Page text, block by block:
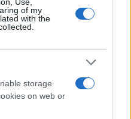
of my
with the
storage
on web or
defiende la
recetas ligeras